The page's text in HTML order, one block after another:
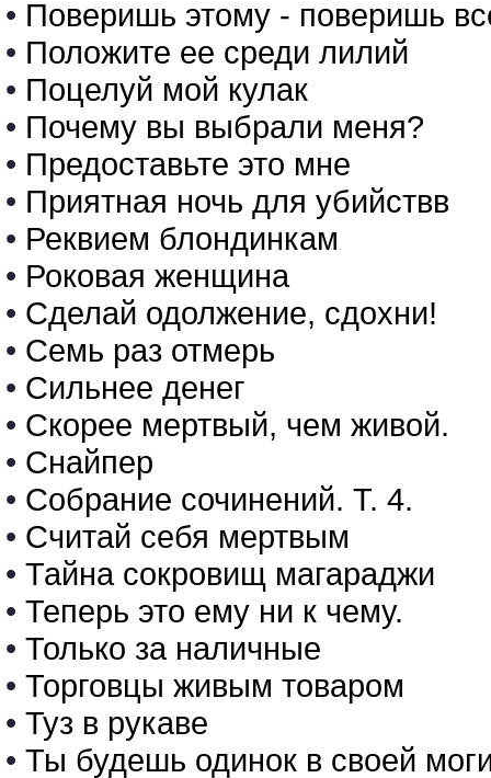
• Поверишь этому - поверишь
• Положите ее среди лилий
• Поцелуй мой кулак
• Почему вы выбрали меня?
• Предоставьте это мне
• Приятная ночь для убийствв
• Реквием блондинкам
• Роковая женщина
• Сделай одолжение, сдохни!
• Семь раз отмерь
• Сильнее денег
• Скорее мертвый, чем живой.
• Снайпер
• Собрание сочинений. Т. 4.
• Считай себя мертвым
• Тайна сокровищ магараджи
• Теперь это ему ни к чему.
• Только за наличные
• Торговцы живым товаром
• Туз в рукаве
• Ты будешь одинок в своей